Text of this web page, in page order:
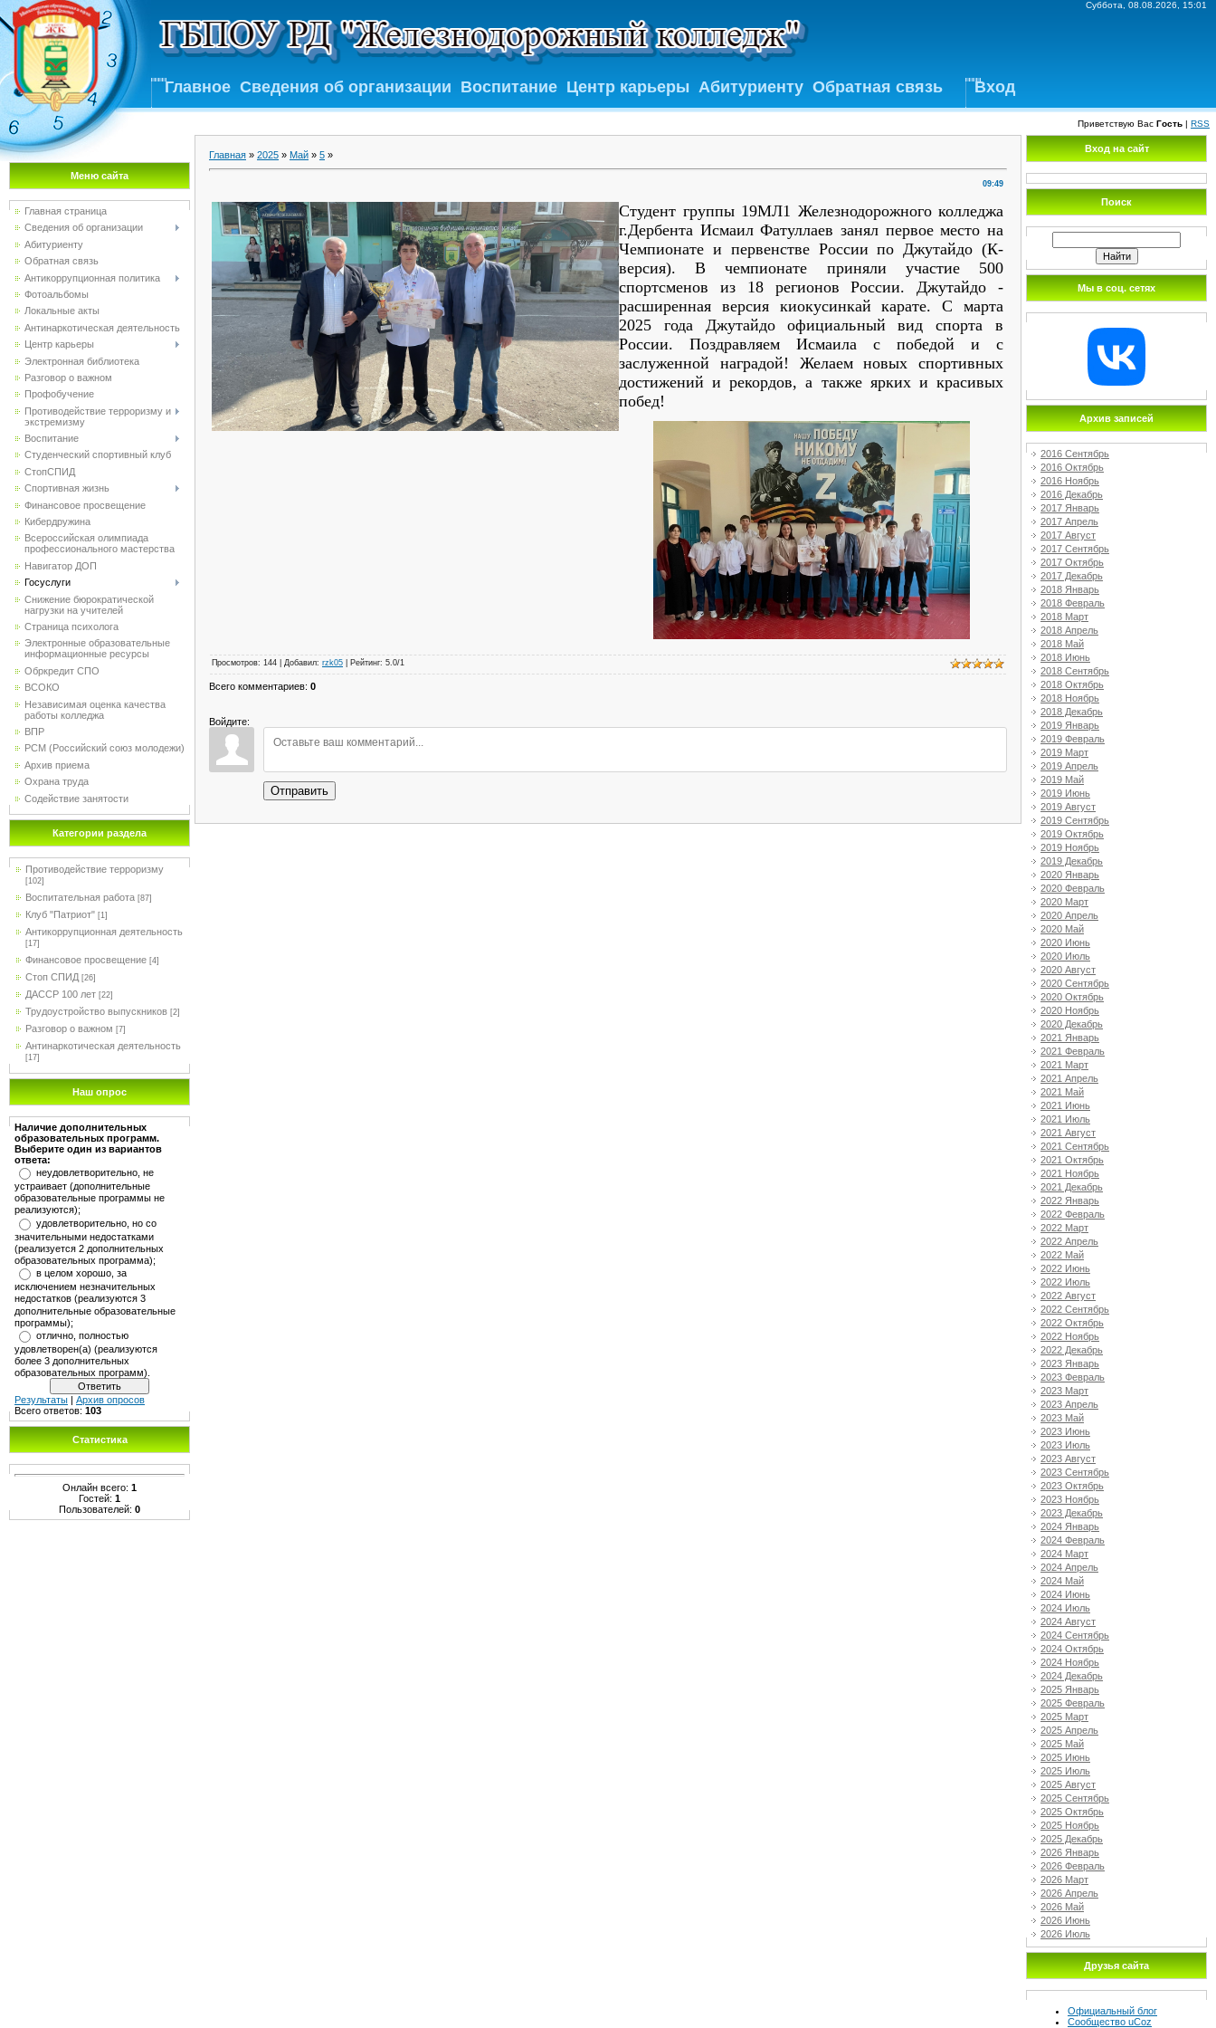
Суббота, 08.08.2026, 15:01
Главное Сведения об организации Воспитание Центр карьеры Абитуриенту Обратная связь Вход
Приветствую Вас Гость | RSS
Меню сайта
Главная страница
Сведения об организации
Абитуриенту
Обратная связь
Антикоррупционная политика
Фотоальбомы
Локальные акты
Антинаркотическая деятельность
Центр карьеры
Электронная библиотека
Разговор о важном
Профобучение
Противодействие терроризму и
экстремизму
Воспитание
Студенческий спортивный клуб
CтопСПИД
Спортивная жизнь
Финансовое просвещение
Кибердружина
Всероссийская олимпиада
профессионального мастерства
Навигатор ДОП
Госуслуги
Снижение бюрократической
нагрузки на учителей
Страница психолога
Электронные образовательные
информационные ресурсы
Обркредит СПО
ВСОКО
Независимая оценка качества
работы колледжа
ВПР
РСМ (Российский союз молодежи)
Архив приема
Охрана труда
Содействие занятости
Категории раздела
Противодействие терроризму
[102]
Воспитательная работа [87]
Клуб "Патриот" [1]
Антикоррупционная деятельность
[17]
Финансовое просвещение [4]
Стоп СПИД [26]
ДАССР 100 лет [22]
Трудоустройство выпускников [2]
Разговор о важном [7]
Антинаркотическая деятельность
[17]
Наш опрос
Наличие дополнительных
образовательных программ.
Выберите один из вариантов
ответа:
неудовлетворительно, не
устраивает (дополнительные
образовательные программы не
реализуются);
удовлетворительно, но со
значительными недостатками
(реализуется 2 дополнительных
образовательных программа);
в целом хорошо, за
исключением незначительных
недостатков (реализуются 3
дополнительные образовательные
программы);
отлично, полностью
удовлетворен(а) (реализуются
более 3 дополнительных
образовательных программ).
Результаты
Архив опросов
Всего ответов: 103
Статистика
Онлайн всего: 1
Гостей: 1
Пользователей: 0
Главная » 2025 » Май » 5 »
09:49
Студент группы 19МЛ1 Железнодорожного колледжа
г.Дербента Исмаил Фатуллаев занял первое место на
Чемпионате и первенстве России по Джутайдо (К-
версия). В чемпионате приняли участие 500
спортсменов из 18 регионов России. Джутайдо -
расширенная версия киокусинкай карате. С марта
2025 года Джутайдо официальный вид спорта в
России. Поздравляем Исмаила с победой и с
заслуженной наградой! Желаем новых спортивных
достижений и рекордов, а также ярких и красивых
побед!
Просмотров: 144 Добавил: rzk05 Рейтинг: 5.0/1
Всего комментариев: 0
Войдите:
Отправить
Вход на сайт
Поиск
Мы в соц. сетях
Архив записей
2016 Сентябрь
2016 Октябрь
2016 Ноябрь
2016 Декабрь
2017 Январь
2017 Апрель
2017 Август
2017 Сентябрь
2017 Октябрь
2017 Декабрь
2018 Январь
2018 Февраль
2018 Март
2018 Апрель
2018 Май
2018 Июнь
2018 Сентябрь
2018 Октябрь
2018 Ноябрь
2018 Декабрь
2019 Январь
2019 Февраль
2019 Март
2019 Апрель
2019 Май
2019 Июнь
2019 Август
2019 Сентябрь
2019 Октябрь
2019 Ноябрь
2019 Декабрь
2020 Январь
2020 Февраль
2020 Март
2020 Апрель
2020 Май
2020 Июнь
2020 Июль
2020 Август
2020 Сентябрь
2020 Октябрь
2020 Ноябрь
2020 Декабрь
2021 Январь
2021 Февраль
2021 Март
2021 Апрель
2021 Май
2021 Июнь
2021 Июль
2021 Август
2021 Сентябрь
2021 Октябрь
2021 Ноябрь
2021 Декабрь
2022 Январь
2022 Февраль
2022 Март
2022 Апрель
2022 Май
2022 Июнь
2022 Июль
2022 Август
2022 Сентябрь
2022 Октябрь
2022 Ноябрь
2022 Декабрь
2023 Январь
2023 Февраль
2023 Март
2023 Апрель
2023 Май
2023 Июнь
2023 Июль
2023 Август
2023 Сентябрь
2023 Октябрь
2023 Ноябрь
2023 Декабрь
2024 Январь
2024 Февраль
2024 Март
2024 Апрель
2024 Май
2024 Июнь
2024 Июль
2024 Август
2024 Сентябрь
2024 Октябрь
2024 Ноябрь
2024 Декабрь
2025 Январь
2025 Февраль
2025 Март
2025 Апрель
2025 Май
2025 Июнь
2025 Июль
2025 Август
2025 Сентябрь
2025 Октябрь
2025 Ноябрь
2025 Декабрь
2026 Январь
2026 Февраль
2026 Март
2026 Апрель
2026 Май
2026 Июнь
2026 Июль
Друзья сайта
Официальный блог
Сообщество uCoz